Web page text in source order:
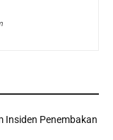
Insiden Penembakan